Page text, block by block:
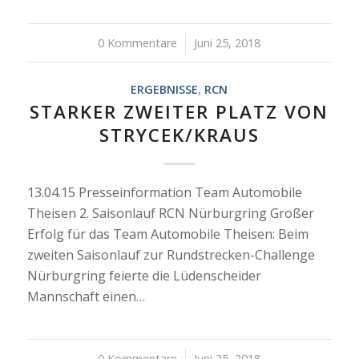
0 Kommentare
/ Juni 25, 2018
ERGEBNISSE, RCN
STARKER ZWEITER PLATZ VON
STRYCEK/KRAUS
13.04.15 Presseinformation Team Automobile
Theisen 2. Saisonlauf RCN Nürburgring Großer
Erfolg für das Team Automobile Theisen: Beim
zweiten Saisonlauf zur Rundstrecken-Challenge
Nürburgring feierte die Lüdenscheider
Mannschaft einen…